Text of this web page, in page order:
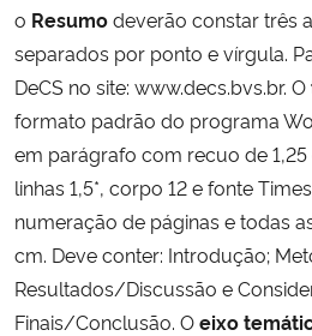
o Resumodeverão constar três
separados por ponto e vírgula.
DeCS no site: www.decs.bvs.br. O
formato padrão do programa
em parágrafo com recuo de
linhas 1,5*, corpo 12 e fonte
numeração de páginas e todas
cm. Deve conter: Introdução;
Resultados/Discussão e
Finais/Conclusão. Oeixo